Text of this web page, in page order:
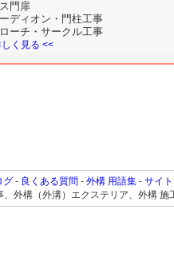
門扉
ディオン・門柱工事
ーチ・サークル工事
く見る <<
グ - 良くある質問 - 外構 用語集 - サイ
、外構（外溝）エクステリア、外構